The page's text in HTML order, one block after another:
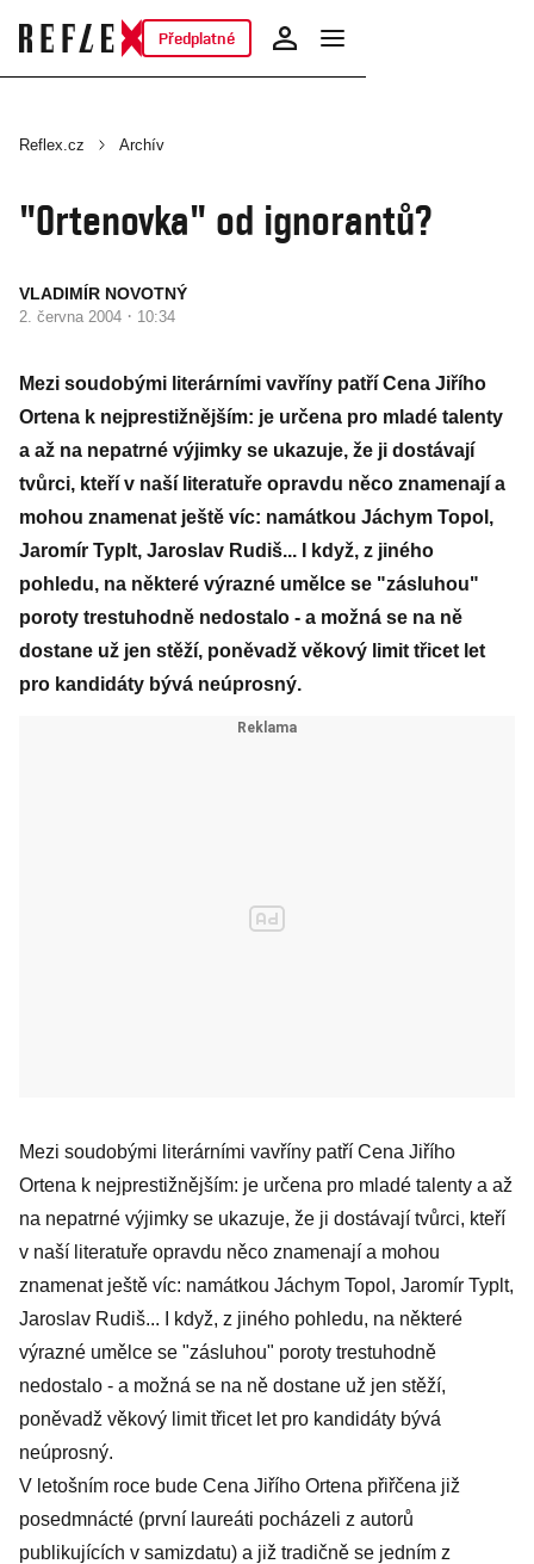
Předplatné
Reflex.cz Archív
"Ortenovka" od ignorantů?
VLADIMÍR NOVOTNÝ
2. června 2004 · 10:34
Mezi soudobými literárními vavříny patří Cena Jiřího
Ortena k nejprestižnějším: je určena pro mladé talenty
a až na nepatrné výjimky se ukazuje, že ji dostávají
tvůrci, kteří v naší literatuře opravdu něco znamenají a
mohou znamenat ještě víc: namátkou Jáchym Topol,
Jaromír Typlt, Jaroslav Rudiš... I když, z jiného
pohledu, na některé výrazné umělce se "zásluhou"
poroty trestuhodně nedostalo - a možná se na ně
dostane už jen stěží, poněvadž věkový limit třicet let
pro kandidáty bývá neúprosný.
Mezi soudobými literárními vavříny patří Cena Jiřího
Ortena k nejprestižnějším: je určena pro mladé talenty a až
na nepatrné výjimky se ukazuje, že ji dostávají tvůrci, kteří
v naší literatuře opravdu něco znamenají a mohou
znamenat ještě víc: namátkou Jáchym Topol, Jaromír Typlt,
Jaroslav Rudiš... I když, z jiného pohledu, na některé
výrazné umělce se "zásluhou" poroty trestuhodně
nedostalo - a možná se na ně dostane už jen stěží,
poněvadž věkový limit třicet let pro kandidáty bývá
neúprosný.
V letošním roce bude Cena Jiřího Ortena přiřčena již
posedmnácté (první laureáti pocházeli z autorů
publikujících v samizdatu) a již tradičně se jedním z